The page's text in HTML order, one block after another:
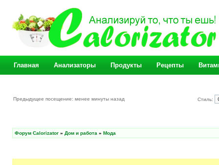
Главная Анализаторы Продукты Рецепты
Предыдущее посещение: менее минуты назад Стиль:
Форум Calorizator » Дом и работа » Мода